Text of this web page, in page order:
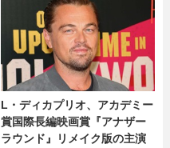
L・ディカプリオ、アカデミー
賞国際長編映画賞『アナザー
ラウンド』リメイク版の主演